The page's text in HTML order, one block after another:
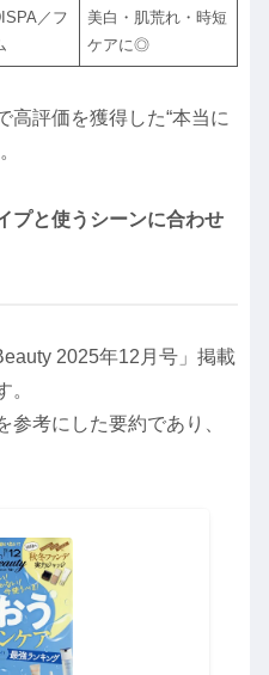
／フ
美白・肌荒れ・時短
ケアに◎
高評価を獲得した“本当に
プと使うシーンに合わせ
2025年12月号」掲載
。
考にした要約であり、